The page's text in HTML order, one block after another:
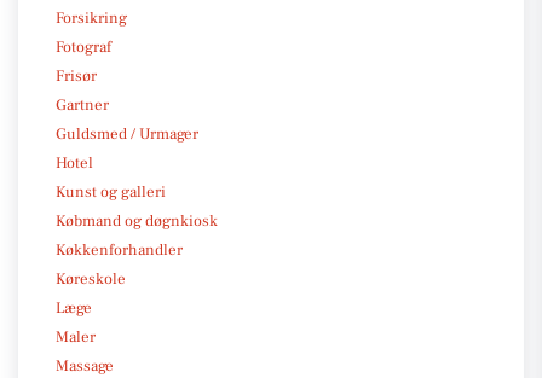
Forsikring
Fotograf
Frisør
Gartner
Guldsmed / Urmager
Hotel
Kunst og galleri
Købmand og døgnkiosk
Køkkenforhandler
Køreskole
Læge
Maler
Massage